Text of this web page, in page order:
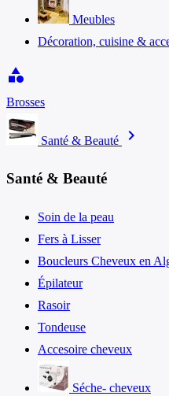
Meubles
Décoration, cuisine &
category
Brosses
Santé & Beauté chevron_right
Santé & Beauté
Soin de la peau
Fers à Lisser
Boucleurs Cheveux en
Épilateur
Rasoir
Tondeuse
Accesoire cheveux
Séche- cheveux